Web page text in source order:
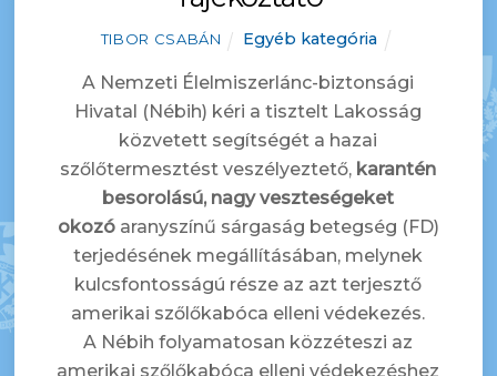
TIBOR CSABÁN Egyéb kategória
A Nemzeti Élelmiszerlánc-biztonsági
Hivatal (Nébih) kéri a tisztelt Lakosság
közvetett segítségét a hazai
szőlőtermesztést veszélyeztető, karantén
besorolású, nagy veszteségeket
okozóaranyszínű sárgaság betegség (FD)
terjedésének megállításában, melynek
kulcsfontosságú része az azt terjesztő
amerikai szőlőkabóca elleni védekezés.
A Nébih folyamatosan közzéteszi az
amerikai szőlőkabóca elleni védekezéshez